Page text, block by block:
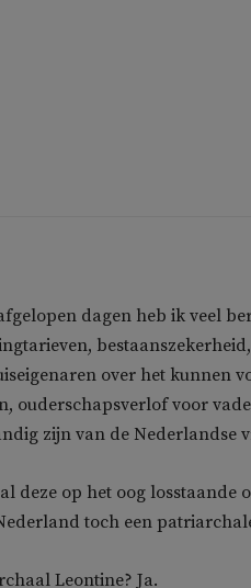
dagen heb ik veel
over het kunnen
ouderschapsverlof voor
zijn van de Nederlandse
deze op het oog losstaande
toch een
Leontine? Ja.